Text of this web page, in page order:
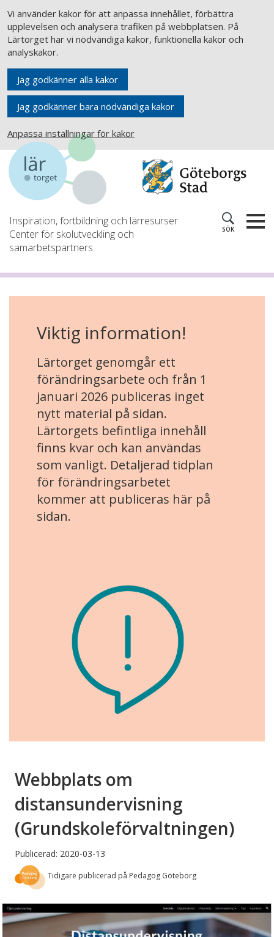
Vi använder kakor för att anpassa innehållet, förbättra
upplevelsen och analysera trafiken på webbplatsen. På
Lärtorget har vi nödvändiga kakor, funktionella kakor och
analyskakor.
Jag godkänner alla kakor
Jag godkänner bara nödvändiga kakor
Anpassa inställningar för kakor
Inspiration, fortbildning och lärresurser
Center för skolutveckling och
samarbetspartners
SÖK
Viktig information!
Lärtorget genomgår ett
förändringsarbete och från 1
januari 2026 publiceras inget
nytt material på sidan.
Lärtorgets befintliga innehåll
finns kvar och kan användas
som vanligt. Detaljerad tidplan
för förändringsarbetet
kommer att publiceras här på
sidan.
Webbplats om
distansundervisning
(Grundskoleförvaltningen)
Publicerad: 2020-03-13
Tidigare publicerad på Pedagog Göteborg